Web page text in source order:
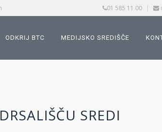
01 585 11 00 |
ODKRIJ BTC MEDIJSKO SREDIŠČE
SREDI